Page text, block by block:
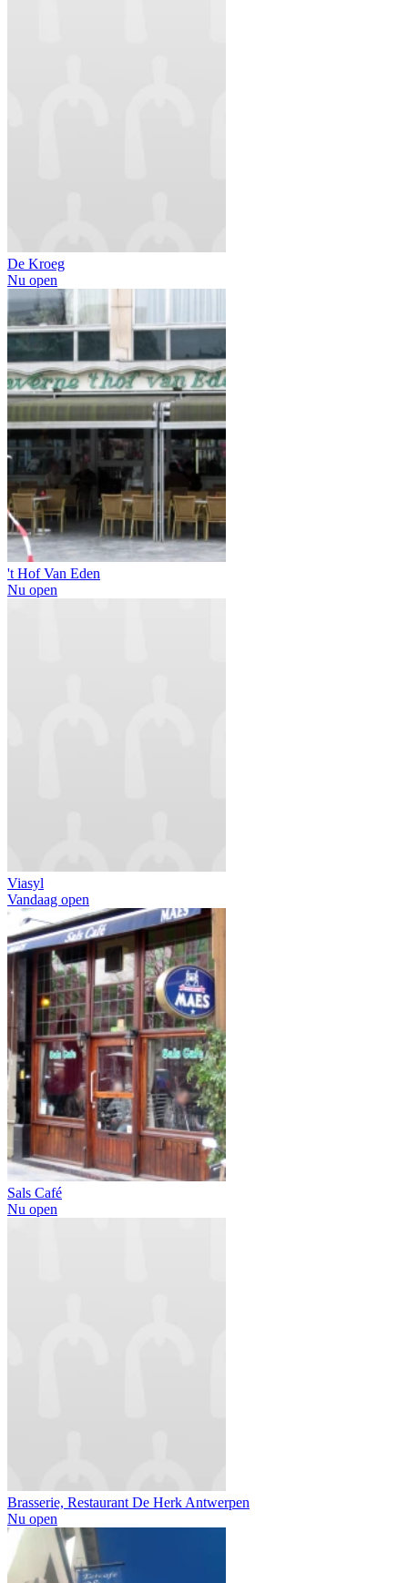
De Kroeg
Nu open
't Hof Van Eden
Nu open
Viasyl
Vandaag open
Sals Café
Nu open
Brasserie, Restaurant De Herk Antwerpen
Nu open